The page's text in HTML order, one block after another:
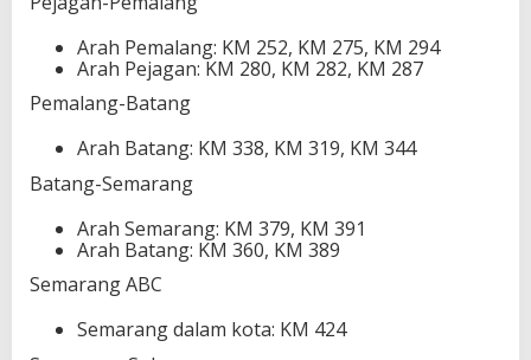
Arah Pemalang: KM 252, KM 275, KM 294
Arah Pejagan: KM 280, KM 282, KM 287
Pemalang-Batang
Arah Batang: KM 338, KM 319, KM 344
Batang-Semarang
Arah Semarang: KM 379, KM 391
Arah Batang: KM 360, KM 389
Semarang ABC
Semarang dalam kota: KM 424